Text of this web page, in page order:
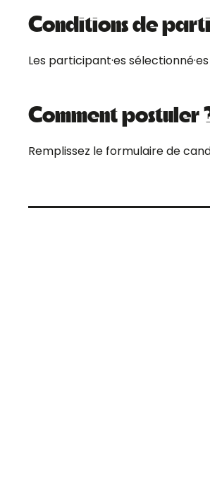
Conditions de
Les participant·es
Comment postuler
Remplissez le formulaire de